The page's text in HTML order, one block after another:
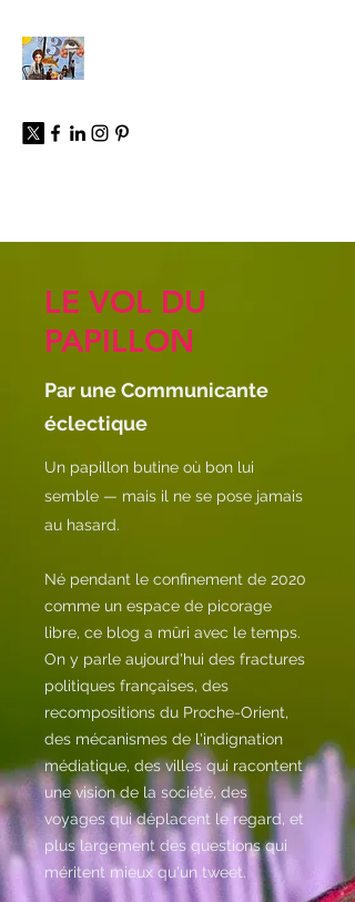
LE VOL DU
PAPILLON
Par une Communicante
éclectique
Un papillon butine où bon lui
semble — mais il ne se pose jamais
au hasard.
Né pendant le confinement de 2020
comme un espace de picorage
libre, ce blog a mûri avec le temps.
On y parle aujourd'hui des fractures
politiques françaises, des
recompositions du Proche-Orient,
des mécanismes de l'indignation
médiatique, des villes qui racontent
une vision de la société, des
voyages qui déplacent le regard, et
plus largement des questions qui
méritent mieux qu'un tweet.